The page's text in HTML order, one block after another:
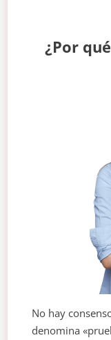
¿Por
No hay
denomina